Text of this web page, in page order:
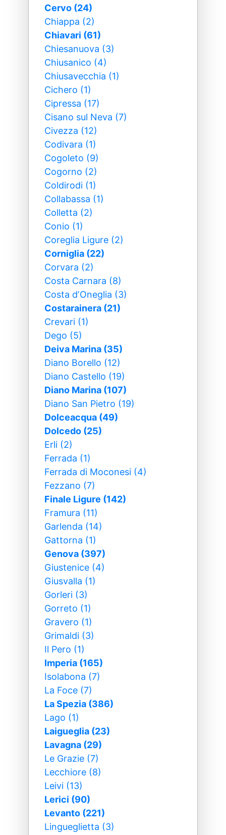
Cervo (24)
Chiappa (2)
Chiavari (61)
Chiesanuova (3)
Chiusanico (4)
Chiusavecchia (1)
Cichero (1)
Cipressa (17)
Cisano sul Neva (7)
Civezza (12)
Codivara (1)
Cogoleto (9)
Cogorno (2)
Coldirodi (1)
Collabassa (1)
Colletta (2)
Conio (1)
Coreglia Ligure (2)
Corniglia (22)
Corvara (2)
Costa Carnara (8)
Costa dʼOneglia (3)
Costarainera (21)
Crevari (1)
Dego (5)
Deiva Marina (35)
Diano Borello (12)
Diano Castello (19)
Diano Marina (107)
Diano San Pietro (19)
Dolceacqua (49)
Dolcedo (25)
Erli (2)
Ferrada (1)
Ferrada di Moconesi (4)
Fezzano (7)
Finale Ligure (142)
Framura (11)
Garlenda (14)
Gattorna (1)
Genova (397)
Giustenice (4)
Giusvalla (1)
Gorleri (3)
Gorreto (1)
Gravero (1)
Grimaldi (3)
Il Pero (1)
Imperia (165)
Isolabona (7)
La Foce (7)
La Spezia (386)
Lago (1)
Laigueglia (23)
Lavagna (29)
Le Grazie (7)
Lecchiore (8)
Leivi (13)
Lerici (90)
Levanto (221)
Lingueglietta (3)